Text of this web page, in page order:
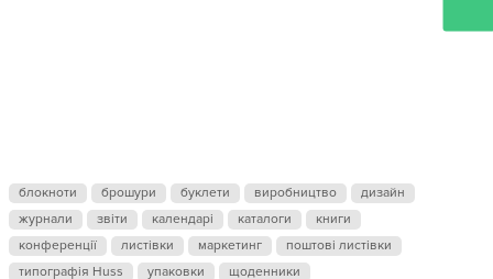
ВИДАННЯ
КНИГИ – З
блокноти брошури буклети виробництво
дизайн
журнали
звіти календарі каталоги
книги
конференції
листівки маркетинг
поштові листівки
типографія Huss
упаковки щоденники